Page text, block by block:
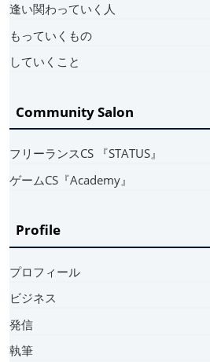
逢い関わっていく人
もっていくもの
していくこと
Community Salon
フリーランスCS 『STATUS』
ゲームCS『Academy』
Profile
プロフィール
ビジネス
発信
執筆